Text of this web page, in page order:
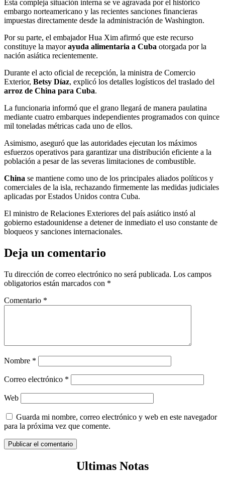
Esta compleja situación interna se ve agravada por el histórico
embargo norteamericano y las recientes sanciones financieras
impuestas directamente desde la administración de Washington.
Por su parte, el embajador Hua Xim afirmó que este recurso
constituye la mayorayuda alimentaria a Cuba otorgada por la
nación asiática recientemente.
Durante el acto oficial de recepción, la ministra de Comercio
Exterior, Betsy Díaz, explicó los detalles logísticos del traslado del
arroz de China para Cuba.
La funcionaria informó que el grano llegará de manera paulatina
mediante cuatro embarques independientes programados con quince
mil toneladas métricas cada uno de ellos.
Asimismo, aseguró que las autoridades ejecutan los máximos
esfuerzos operativos para garantizar una distribución eficiente a la
población a pesar de las severas limitaciones de combustible.
China se mantiene como uno de los principales aliados políticos y
comerciales de la isla, rechazando firmemente las medidas judiciales
aplicadas por Estados Unidos contra Cuba.
El ministro de Relaciones Exteriores del país asiático instó al
gobierno estadounidense a detener de inmediato el uso constante de
bloqueos y sanciones internacionales.
Deja un comentario
Tu dirección de correo electrónico no será publicada. Los campos
obligatorios están marcados con *
Comentario *
Nombre *
Correo electrónico *
Web
Guarda mi nombre, correo electrónico y web en este navegador
para la próxima vez que comente.
Ultimas Notas